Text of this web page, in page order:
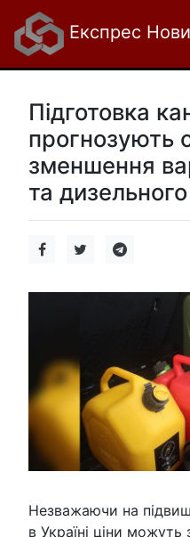
Експрес
Підготовка
прогнозують
зменшення
та
Незважаючи на
в Україні ціни